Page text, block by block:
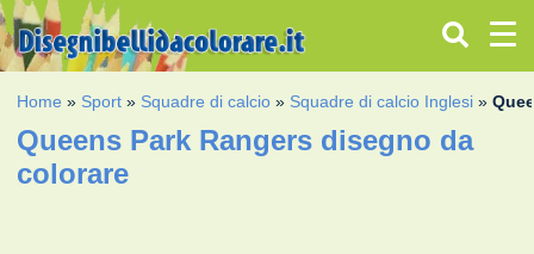
Home » Sport » Squadre di calcio » Squadre di calcio Inglesi »
Queens Park Rangers disegno da
colorare